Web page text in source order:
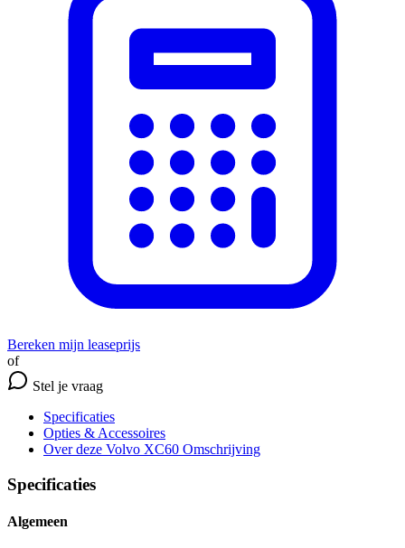
Bereken mijn leaseprijs
of
Stel je vraag
Specificaties
Opties & Accessoires
Over deze Volvo XC60 Omschrijving
Specificaties
Algemeen